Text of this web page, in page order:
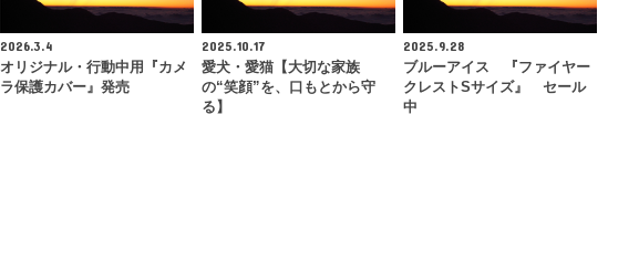
2026.3.4
オリジナル・行動中用『カメ
ラ保護カバー』発売
2025.10.17
愛犬・愛猫【大切な家族
の“笑顔”を、口もとから守
る】
2025.9.28
ブルーアイス 『ファイヤー
クレストSサイズ』 セール
中